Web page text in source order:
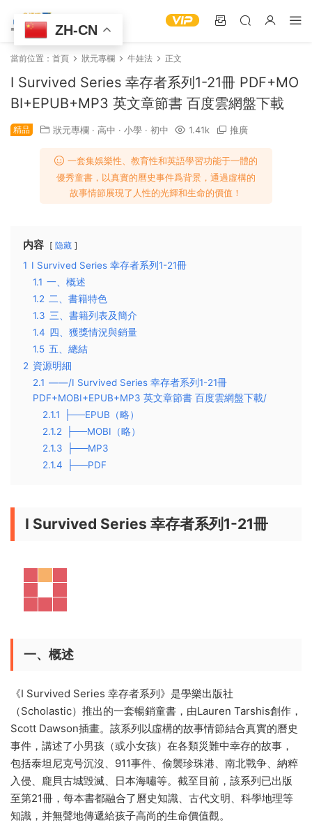
當前位置： 首頁 狀元專欄 牛娃法 正文
I Survived Series 幸存者系列1-21冊 PDF+MO
BI+EPUB+MP3 英文章節書 百度雲網盤下載
精品 狀元專欄 · 高中 · 小學 · 初中 1.41k 推廣
一套集娛樂性、教育性和英語學習功能于一體的
優秀童書，以真實的曆史事件爲背景，通過虛構的
故事情節展現了人性的光輝和生命的價值！
内容 隐藏
1 I Survived Series 幸存者系列1-21冊
1.1 一、概述
1.2 二、書籍特色
1.3 三、書籍列表及簡介
1.4 四、獲獎情況與銷量
1.5 五、總結
2 資源明細
2.1 ——/I Survived Series 幸存者系列1-21冊
PDF+MOBI+EPUB+MP3 英文章節書 百度雲網盤下載/
2.1.1
├──EPUB（略）
2.1.2
├──MOBI（略）
2.1.3
├──MP3
2.1.4
├──PDF
I Survived Series 幸存者系列1-21冊
一、概述
《I Survived Series 幸存者系列》是學樂出版社
（Scholastic）推出的一套暢銷童書，由Lauren Tarshis創作，
Scott Dawson插畫。該系列以虛構的故事情節結合真實的曆史
事件，講述了小男孩（或小女孩）在各類災難中幸存的故事，
包括泰坦尼克号沉沒、911事件、偷襲珍珠港、南北戰争、納粹
入侵、龐貝古城毀滅、日本海嘯等。截至目前，該系列已出版
至第21冊，每本書都融合了曆史知識、古代文明、科學地理等
知識，并無聲地傳遞給孩子高尚的生命價值觀。
ZH-CN